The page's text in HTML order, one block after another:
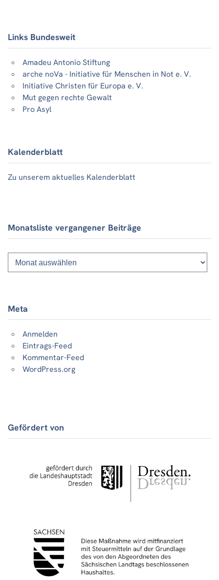
Links Bundesweit
Amadeu Antonio Stiftung
arche noVa - Initiative für Menschen in Not e. V.
Initiative Christen für Europa e. V.
Mut gegen rechte Gewalt
Pro Asyl
Kalenderblatt
Zu unserem aktuelles Kalenderblatt
Monatsliste vergangener Beiträge
Monatsliste
vergangener
Beiträge
Meta
Anmelden
Eintrags-Feed
Kommentar-Feed
WordPress.org
Gefördert von